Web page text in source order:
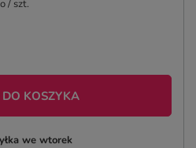
/ szt.
DO KOSZYKA
we wtorek